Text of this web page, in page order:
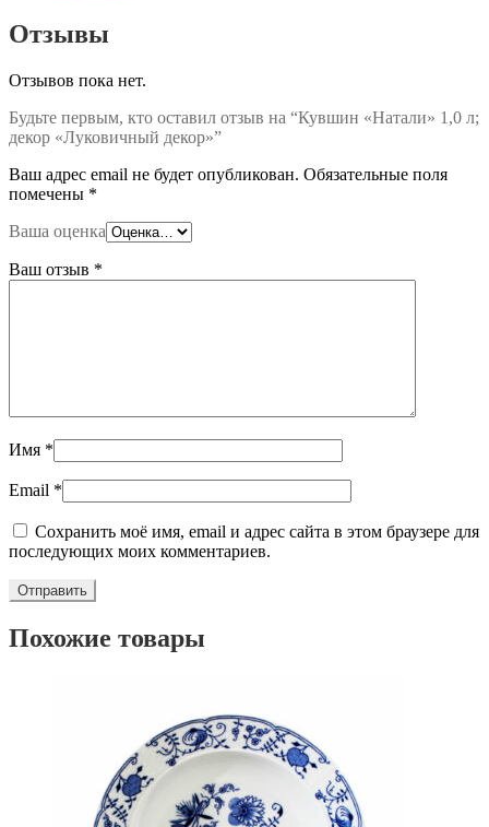
Отзывы
Отзывов пока нет.
Будьте первым, кто оставил отзыв на “Кувшин «Натали» 1,0 л;
декор «Луковичный декор»”
Ваш адрес email не будет опубликован. Обязательные поля
помечены *
Ваша оценка
Ваш отзыв *
Имя *
Email *
Сохранить моё имя, email и адрес сайта в этом браузере для
последующих моих комментариев.
Похожие товары